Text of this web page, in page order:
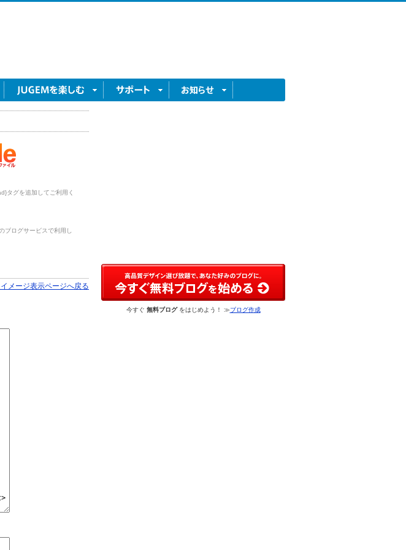
タグを追加してご利用く
ログサービスで利用し
メージ表示ページへ戻る
今すぐ 無料ブログをはじめよう！ ≫ブログ作成